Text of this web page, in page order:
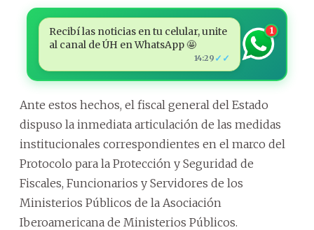
Recibí las noticias en tu celular, unite
al canal de ÚH en WhatsApp 🤩
14:29 ✓✓
1
Ante estos hechos, el fiscal general del Estado
dispuso la inmediata articulación de las medidas
institucionales correspondientes en el marco del
Protocolo para la Protección y Seguridad de
Fiscales, Funcionarios y Servidores de los
Ministerios Públicos de la Asociación
Iberoamericana de Ministerios Públicos.